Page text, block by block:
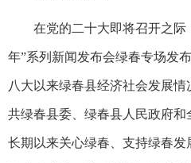
在党的二十大即将召开之际
年”系列新闻发布会绿春专场发
八大以来绿春县经济社会发展
共绿春县委、绿春县人民政府和
长期以来关心绿春、支持绿春